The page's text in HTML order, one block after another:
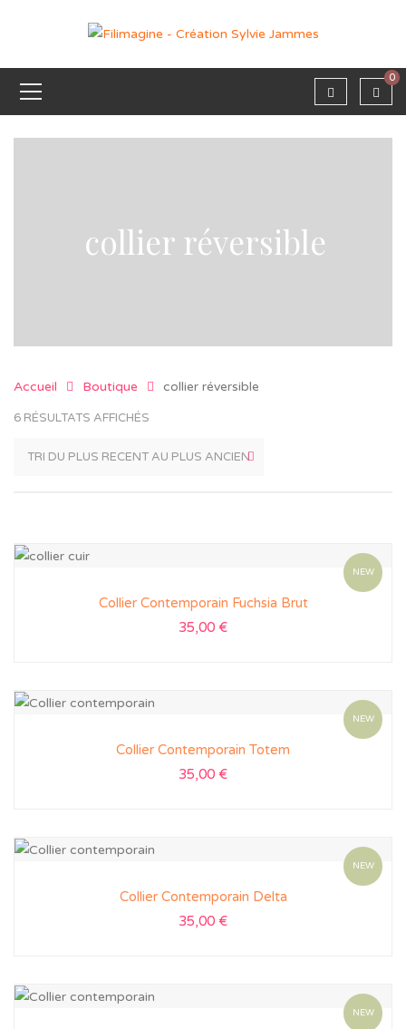
0
collier réversible
Accueil Boutique collier réversible
6 RÉSULTATS AFFICHÉS
NEW
Collier Contemporain Fuchsia Brut
35,00 €
NEW
Collier Contemporain Totem
35,00 €
NEW
Collier Contemporain Delta
35,00 €
NEW